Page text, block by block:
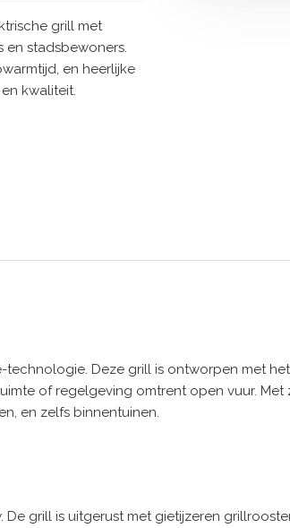
grill met
en stadsbewoners.
en heerlijke
kwaliteit.
Deze grill is ontworpen met
of regelgeving omtrent open vuur. Met
en zelfs binnentuinen.
grill is uitgerust met gietijzeren